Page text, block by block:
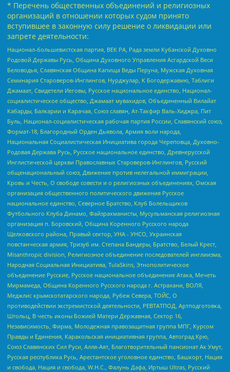
* Перечень общественных объединений и религиозных
организаций в отношении которых судом принято
вступившее в законную силу решение о ликвидации или
запрете деятельности:
Национал-большевистская партия, ВЕК РА, Рада земли Кубанской Духовно
Родовой Державы Русь, Община Духовного Управления Асгардской Веси
Беловодья, Славянская Община Капища Веды Перуна, Мужская Духовная
Семинария Староверов-Инглингов, Нурджулар, К Богодержавию, Таблиги
Джамаат, Свидетели Иеговы, Русское национальное единство, Национал-
социалистическое общество, Джамаат мувахидов, Объединенный Вилайат
Кабарды, Балкарии и Карачая, Союз славян, Ат-Такфир Валь-Хиджра, Пит
Буль, Национал-социалистическая рабочая партия России, Славянский союз,
Формат-18, Благородный Орден Дьявола, Армия воли народа,
Национальная Социалистическая Инициатива города Череповца, Духовно-
Родовая Держава Русь, Русское национальное единство, Древнерусской
Инглистической церкви Православных Староверов-Инглингов, Русский
общенациональный союз, Движение против нелегальной иммиграции,
Кровь и Честь, О свободе совести и о религиозных объединениях, Омская
организация общественного политического движения Русское
национальное единство, Северное Братство, Клуб Болельщиков
Футбольного Клуба Динамо, Файзрахманисты, Мусульманская религиозная
организация п. Боровский, Община Коренного Русского народа
Щелковского района, Правый сектор, УНА - УНСО, Украинская
повстанческая армия, Тризуб им. Степана Бандеры, Братство, Белый Крест,
Misanthropic division, Религиозное объединение последователей инглиизма,
Народная Социальная Инициатива, TulaSkins, Этнополитическое
объединение Русские, Русское национальное объединение Атака, Мечеть
Мирмамеда, Община Коренного Русского народа г. Астрахани, ВОЛЯ,
Меджлис крымскотатарского народа, Рубеж Севера, ТОЙС, О
противодействии экстремистской деятельности, РЕВТАТПОД, Артподготовка,
Штольц, В честь иконы Божией Матери Державная, Сектор 16,
Независимость, Фирма, Молодежная правозащитная группа МПГ, Курсом
Правды и Единения, Каракольская инициативная группа, Автоград Крю,
Союз Славянских Сил Руси, Алля-Аят, Благотворительный пансионат Ак Умут,
Русская республика Русь, Арестантское уголовное единство, Башкорт, Нация
и свобода, Нация и свобода, W.H.С., Фалунь Дафа, Иртыш Ultras, Русский